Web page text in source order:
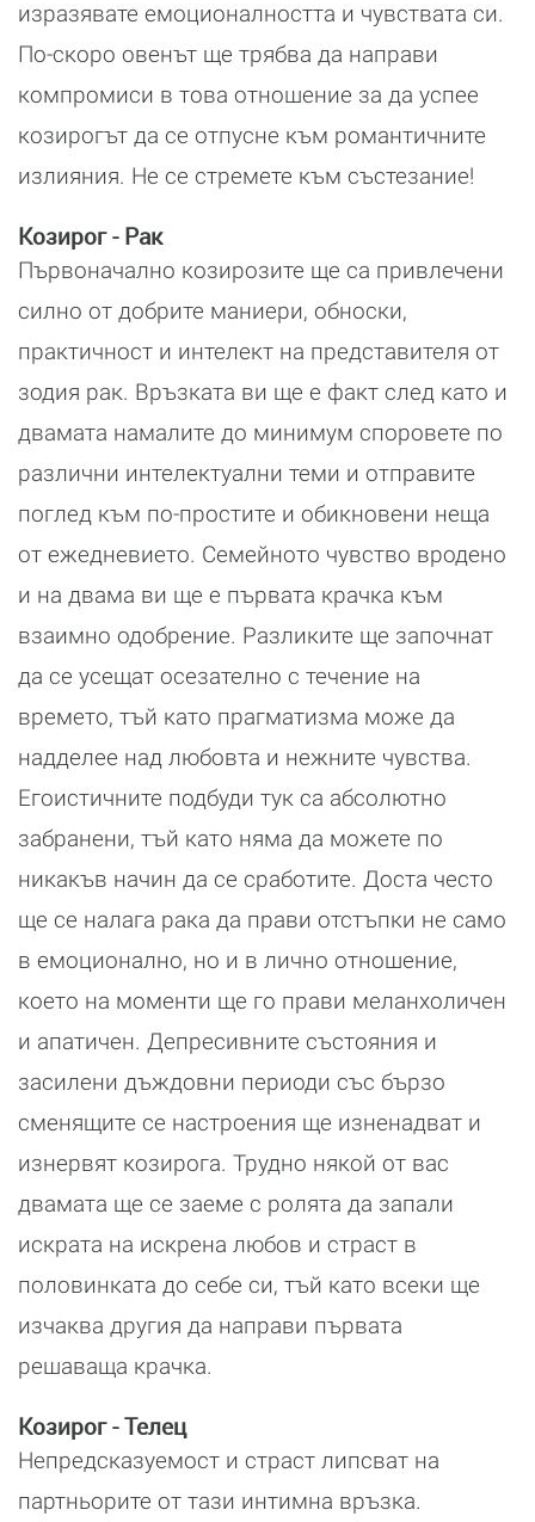
изразявате емоционалността и чувствата си.
По-скоро овенът ще трябва да направи
компромиси в това отношение за да успее
козирогът да се отпусне към романтичните
излияния. Не се стремете към състезание!
Козирог - Рак
Първоначално козирозите ще са привлечени
силно от добрите маниери, обноски,
практичност и интелект на представителя от
зодия рак. Връзката ви ще е факт след като и
двамата намалите до минимум споровете по
различни интелектуални теми и отправите
поглед към по-простите и обикновени неща
от ежедневието. Семейното чувство вродено
и на двама ви ще е първата крачка към
взаимно одобрение. Разликите ще започнат
да се усещат осезателно с течение на
времето, тъй като прагматизма може да
надделее над любовта и нежните чувства.
Егоистичните подбуди тук са абсолютно
забранени, тъй като няма да можете по
никакъв начин да се сработите. Доста често
ще се налага рака да прави отстъпки не само
в емоционално, но и в лично отношение,
което на моменти ще го прави меланхоличен
и апатичен. Депресивните състояния и
засилени дъждовни периоди със бързо
сменящите се настроения ще изненадват и
изнервят козирога. Трудно някой от вас
двамата ще се заеме с ролята да запали
искрата на искрена любов и страст в
половинката до себе си, тъй като всеки ще
изчаква другия да направи първата
решаваща крачка.
Козирог - Телец
Непредсказуемост и страст липсват на
партньорите от тази интимна връзка.